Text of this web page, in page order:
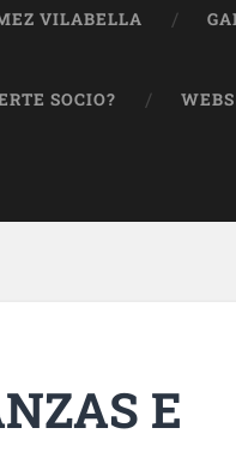
VILABELLA
SOCIO?
E